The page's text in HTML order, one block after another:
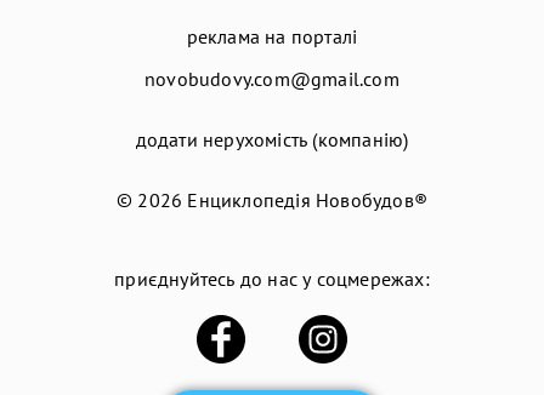
реклама на порталі
novobudovy.com@gmail.com
додати нерухомість (компанію)
© 2026 Енциклопедія Новобудов®
приєднуйтесь до нас у соцмережах: